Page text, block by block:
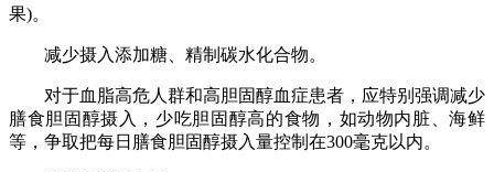
果)。
减少摄入添加糖、精制碳水化合物。
对于血脂高危人群和高胆固醇血症患者，应特别强调减少
膳食胆固醇摄入，少吃胆固醇高的食物，如动物内脏、海鲜
等，争取把每日膳食胆固醇摄入量控制在300毫克以内。